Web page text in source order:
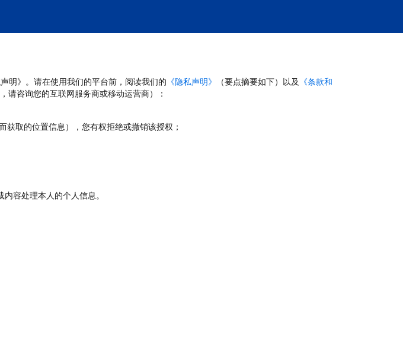
明》。请在使用我们的平台前，阅读我们的 《隐私声明》 （要点摘要如下）以及 《条款和
请咨询您的互联网服务商或移动运营商）：
取的位置信息），您有权拒绝或撤销该授权；
内容处理本人的个人信息。